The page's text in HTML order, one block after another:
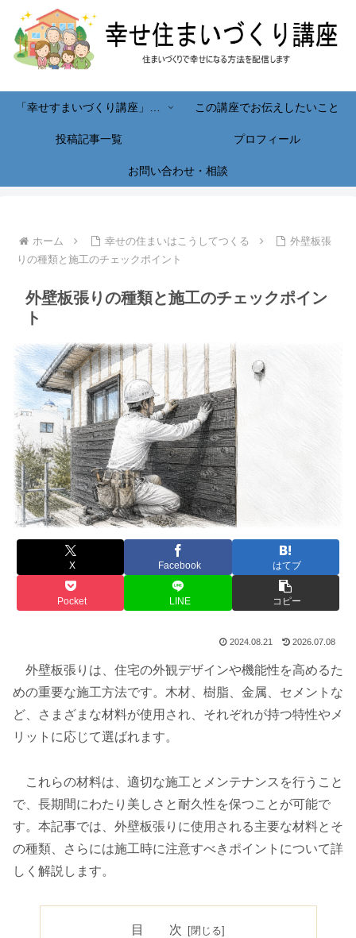
この講座でお伝えしたいこと
投稿記事一覧 プロフィール
お問い合わせ・相談
ホーム 幸せの住まいはこうしてつくる
外壁板張
りの種類と施工のチェックポイント
外壁板張りの種類と施工のチェックポイン
ト
X Facebook はてブ
Pocket LINE コピー
2024.08.21 2026.07.08
外壁板張りは、住宅の外観デザインや機能性を高めるた
めの重要な施工方法です。木材、樹脂、金属、セメントな
ど、さまざまな材料が使用され、それぞれが持つ特性やメ
リットに応じて選ばれます。
これらの材料は、適切な施工とメンテナンスを行うこと
で、長期間にわたり美しさと耐久性を保つことが可能で
す。本記事では、外壁板張りに使用される主要な材料とそ
の種類、さらには施工時に注意すべきポイントについて詳
しく解説します。
目 次